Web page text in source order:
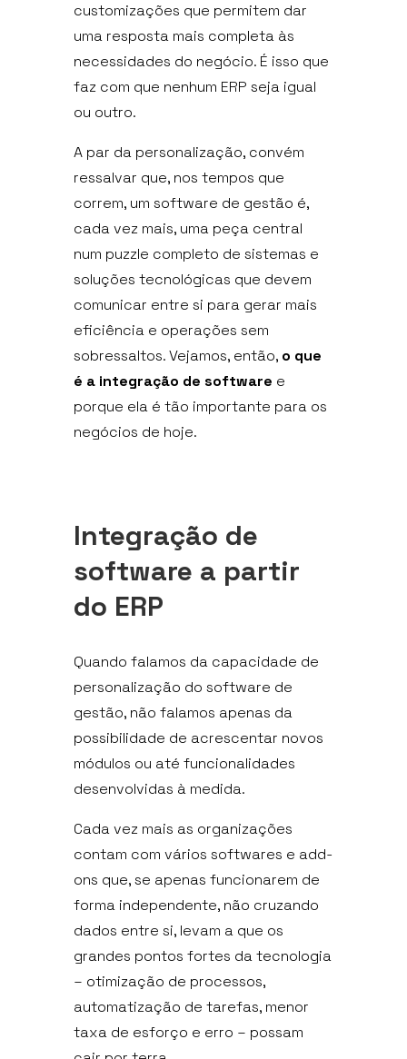
customizações que permitem dar
uma resposta mais completa às
necessidades do negócio. É isso que
faz com que nenhum ERP seja igual
ou outro.
A par da personalização, convém
ressalvar que, nos tempos que
correm, um software de gestão é,
cada vez mais, uma peça central
num puzzle completo de sistemas e
soluções tecnológicas que devem
comunicar entre si para gerar mais
eficiência e operações sem
sobressaltos. Vejamos, então, o que
é a integração de software e
porque ela é tão importante para os
negócios de hoje.
Integração de
software a partir
do ERP
Quando falamos da capacidade de
personalização do software de
gestão, não falamos apenas da
possibilidade de acrescentar novos
módulos ou até funcionalidades
desenvolvidas à medida.
Cada vez mais as organizações
contam com vários softwares e add-
ons que, se apenas funcionarem de
forma independente, não cruzando
dados entre si, levam a que os
grandes pontos fortes da tecnologia
– otimização de processos,
automatização de tarefas, menor
taxa de esforço e erro – possam